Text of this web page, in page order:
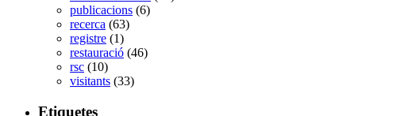
publicacions (6)
recerca (63)
registre (1)
restauració (46)
rsc (10)
visitants (33)
Etiquetes